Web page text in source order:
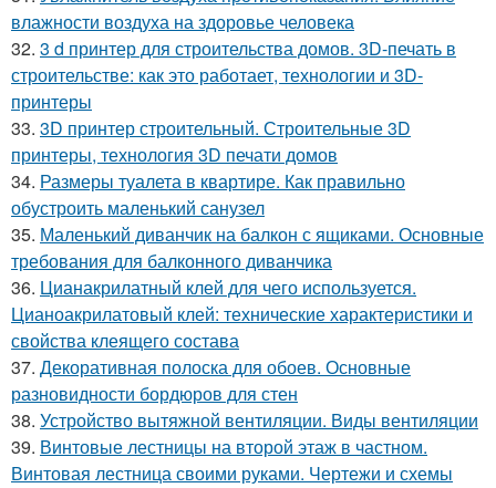
влажности воздуха на здоровье человека
32. 3 d принтер для строительства домов. 3D-печать в
строительстве: как это работает, технологии и 3D-
принтеры
33. 3D принтер строительный. Строительные 3D
принтеры, технология 3D печати домов
34. Размеры туалета в квартире. Как правильно
обустроить маленький санузел
35. Маленький диванчик на балкон с ящиками. Основные
требования для балконного диванчика
36. Цианакрилатный клей для чего используется.
Цианоакрилатовый клей: технические характеристики и
свойства клеящего состава
37. Декоративная полоска для обоев. Основные
разновидности бордюров для стен
38. Устройство вытяжной вентиляции. Виды вентиляции
39. Винтовые лестницы на второй этаж в частном.
Винтовая лестница своими руками. Чертежи и схемы